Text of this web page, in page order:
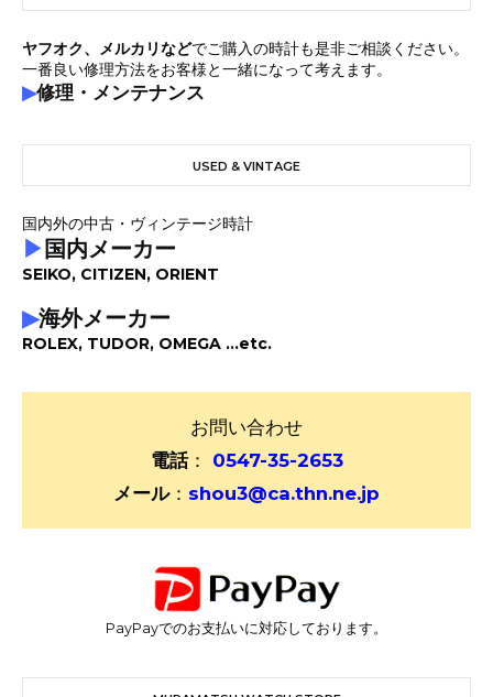
ヤフオク、メルカリなどでご購入の時計も是非ご相談ください。
一番良い修理方法をお客様と一緒になって考えます。
▶修理・メンテナンス
USED & VINTAGE
国内外の中古・ヴィンテージ時計
▶ 国内メーカー
SEIKO, CITIZEN, ORIENT
▶海外メーカー
ROLEX, TUDOR, OMEGA ...etc.
お問い合わせ
電話：
0547-35-2653
メール： shou3@ca.thn.ne.jp
PayPayでのお支払いに対応しております。